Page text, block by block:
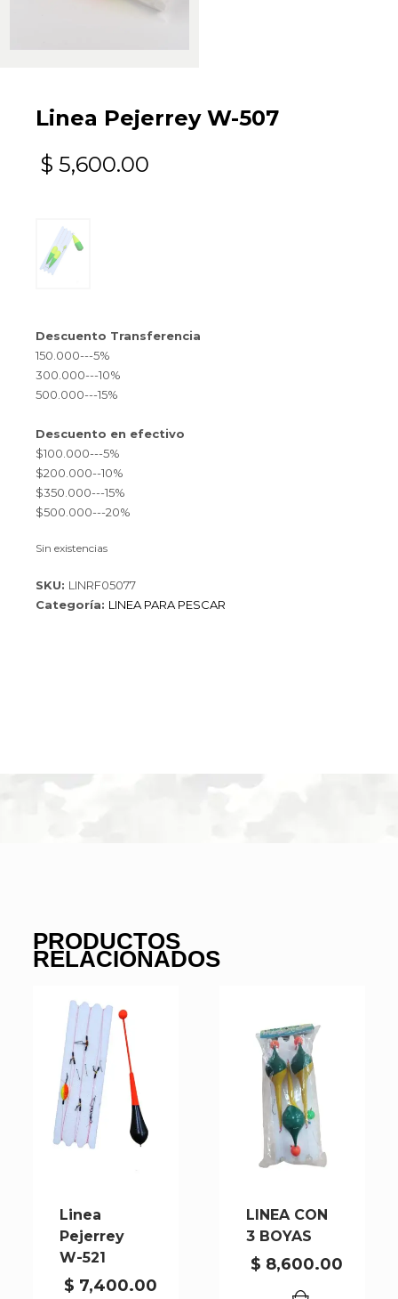
Linea Pejerrey W-507
$ 5,600.00
Descuento Transferencia
150.000---5%
300.000---10%
500.000---15%
Descuento en efectivo
$100.000---5%
$200.000--10%
$350.000---15%
$500.000---20%
Sin existencias
SKU: LINRF05077
Categoría: LINEA PARA PESCAR
PRODUCTOS
RELACIONADOS
Linea
Pejerrey
W-521
$ 7,400.00
LINEA CON
3 BOYAS
$ 8,600.00